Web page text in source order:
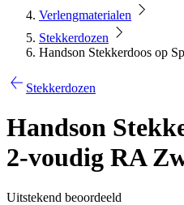
Verlengmaterialen
Stekkerdozen
Handson Stekkerdoos op
Stekkerdozen
Handson
2-voudig RA
Uitstekend beoordeeld